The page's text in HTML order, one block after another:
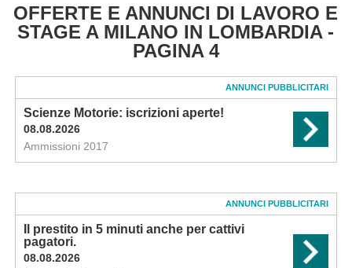
OFFERTE E ANNUNCI DI LAVORO E
STAGE A MILANO IN LOMBARDIA -
PAGINA 4
ANNUNCI PUBBLICITARI
Scienze Motorie: iscrizioni aperte!
08.08.2026
Ammissioni 2017
ANNUNCI PUBBLICITARI
Il prestito in 5 minuti anche per cattivi
pagatori.
08.08.2026